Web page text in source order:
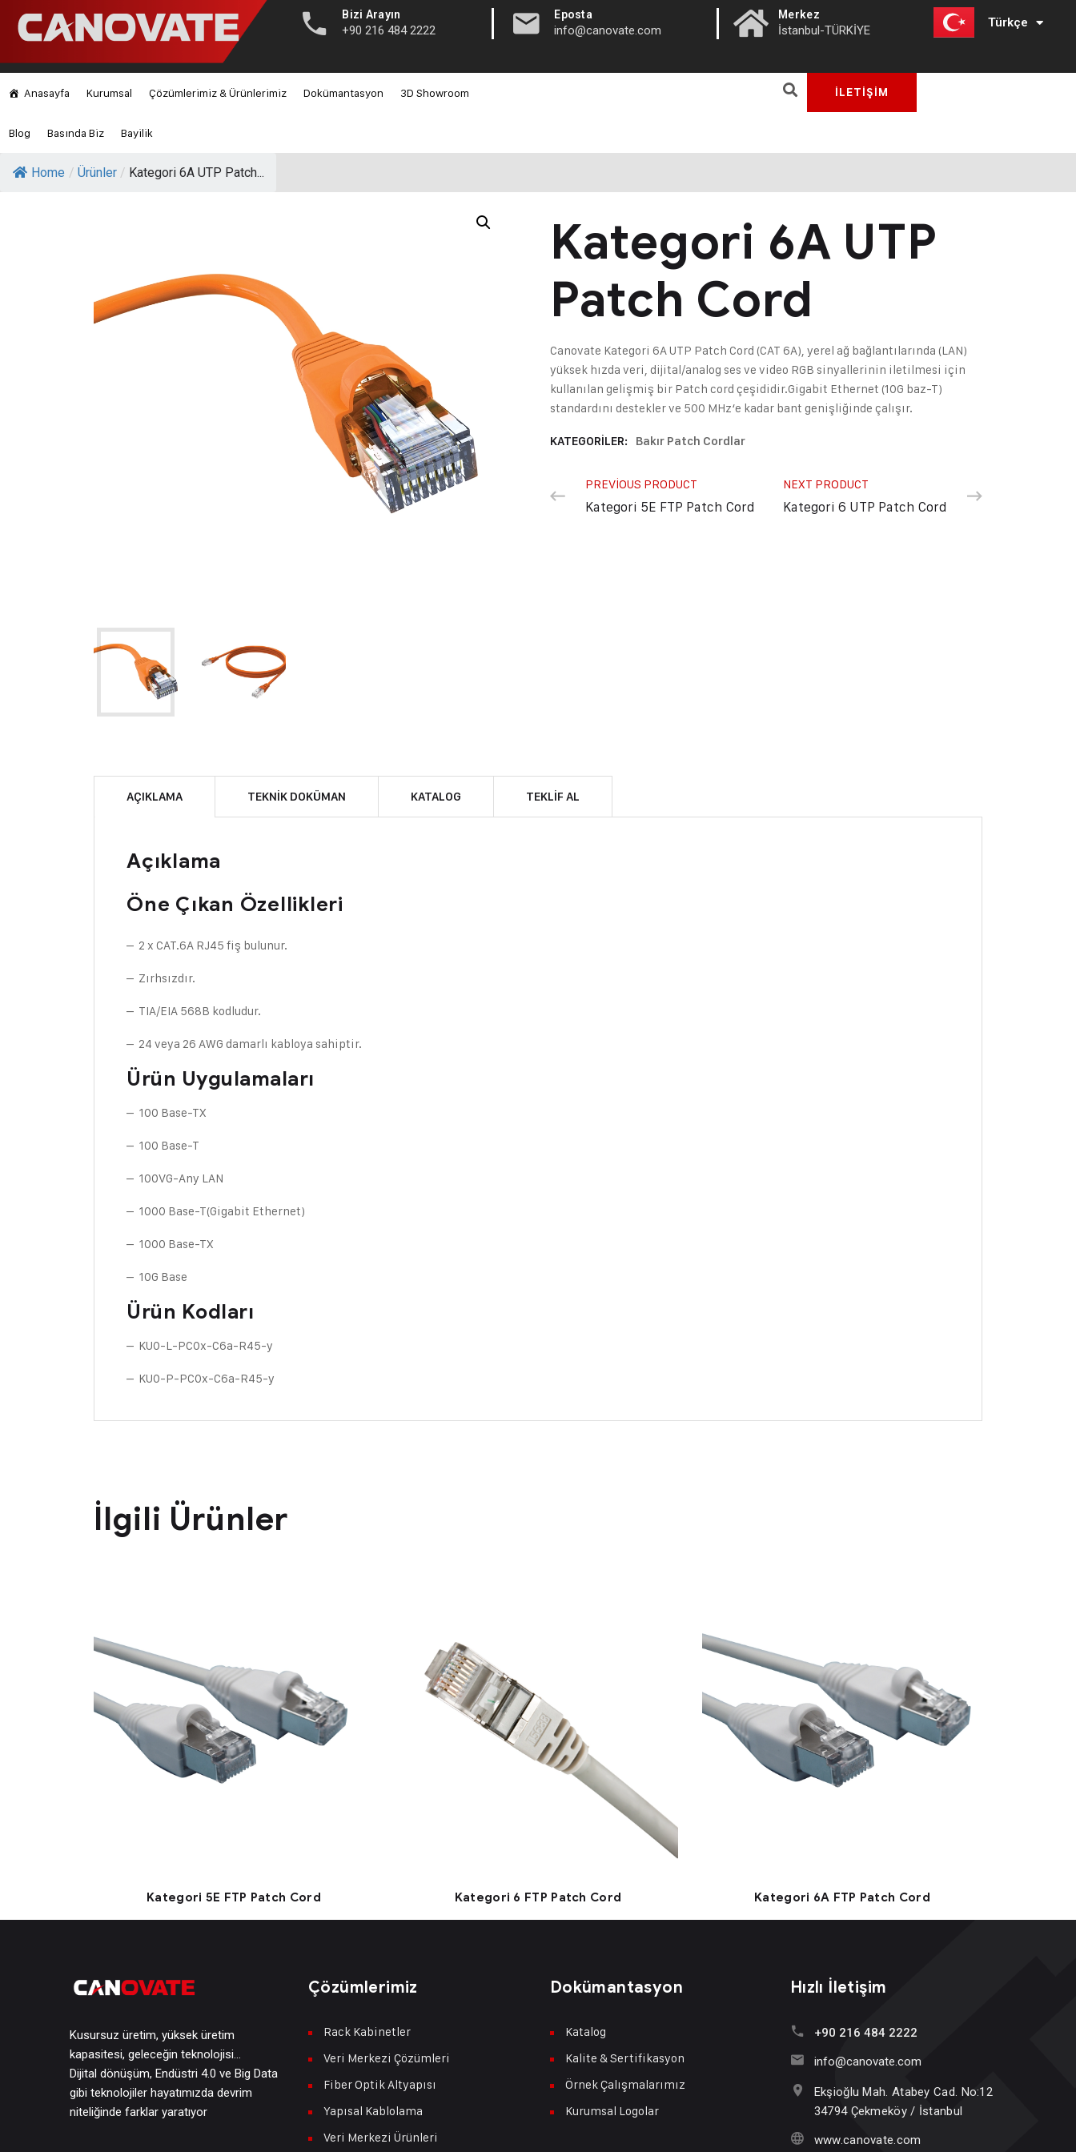
Bizi Arayın
+90 216 484 2222 | Eposta
info@canovate.com | Merkez
İstanbul-TÜRKİYE
Türkçe
English
Anasayfa Kurumsal Çözümlerimiz & Ürünlerimiz Dokümantasyon 3D Showroom
Blog Basında Biz Bayilik
İLETİŞİM
Home / Ürünler / Kategori 6A UTP Patch...
Kategori 6A UTP
Patch Cord
Canovate Kategori 6A UTP Patch Cord (CAT 6A), yerel ağ bağlantılarında (LAN)
yüksek hızda veri, dijital/analog ses ve video RGB sinyallerinin iletilmesi için
kullanılan gelişmiş bir Patch cord çeşididir.Gigabit Ethernet (10G baz-T)
standardını destekler ve 500 MHz‘e kadar bant genişliğinde çalışır.
KATEGORILER: Bakır Patch Cordlar
PREVIOUS PRODUCT
Kategori 5E FTP Patch Cord
NEXT PRODUCT
Kategori 6 UTP Patch Cord
AÇIKLAMA TEKNIK DOKÜMAN KATALOG TEKLIF AL
Açıklama
Öne Çıkan Özellikleri
– 2 x CAT.6A RJ45 fiş bulunur.
– Zırhsızdır.
– TIA/EIA 568B kodludur.
– 24 veya 26 AWG damarlı kabloya sahiptir.
Ürün Uygulamaları
– 100 Base-TX
– 100 Base-T
– 100VG-Any LAN
– 1000 Base-T(Gigabit Ethernet)
– 1000 Base-TX
– 10G Base
Ürün Kodları
– KU0-L-PC0x-C6a-R45-y
– KU0-P-PC0x-C6a-R45-y
İlgili Ürünler
Kategori 5E FTP Patch Cord Kategori 6 FTP Patch Cord Kategori 6A FTP Patch Cord
Kusursuz üretim, yüksek üretim
kapasitesi, geleceğin teknolojisi…
Dijital dönüşüm, Endüstri 4.0 ve Big Data
gibi teknolojiler hayatımızda devrim
niteliğinde farklar yaratıyor
Çözümlerimiz
Rack Kabinetler
Veri Merkezi Çözümleri
Fiber Optik Altyapısı
Yapısal Kablolama
Veri Merkezi Ürünleri
Dokümantasyon
Katalog
Kalite & Sertifikasyon
Örnek Çalışmalarımız
Kurumsal Logolar
Hızlı İletişim
+90 216 484 2222
info@canovate.com
Ekşioğlu Mah. Atabey Cad. No:12
34794 Çekmeköy / İstanbul
www.canovate.com